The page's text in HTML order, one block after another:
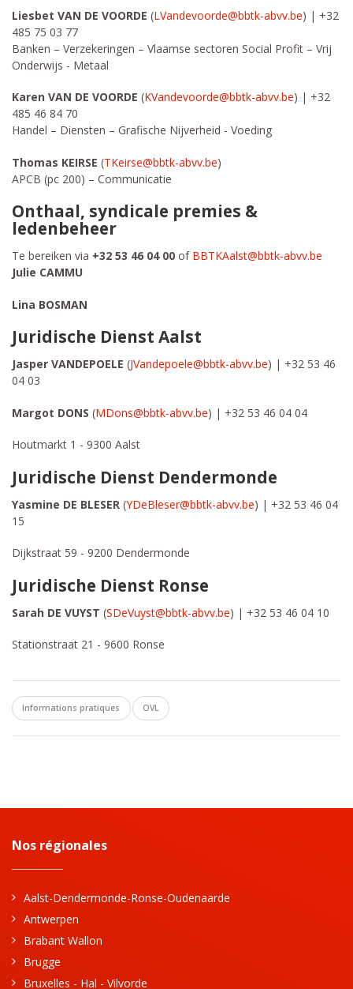
Liesbet VAN DE VOORDE (LVandevoorde@bbtk-abvv.be) | +32
485 75 03 77
Banken – Verzekeringen – Vlaamse sectoren Social Profit – Vrij
Onderwijs - Metaal
Karen VAN DE VOORDE (KVandevoorde@bbtk-abvv.be) | +32
485 46 84 70
Handel – Diensten – Grafische Nijverheid - Voeding
Thomas KEIRSE (TKeirse@bbtk-abvv.be)
APCB (pc 200) – Communicatie
Onthaal, syndicale premies &
ledenbeheer
Te bereiken via +32 53 46 04 00 of BBTKAalst@bbtk-abvv.be
Julie CAMMU
Lina BOSMAN
Juridische Dienst Aalst
Jasper VANDEPOELE (JVandepoele@bbtk-abvv.be) | +32 53 46
04 03
Margot DONS (MDons@bbtk-abvv.be) | +32 53 46 04 04
Houtmarkt 1 - 9300 Aalst
Juridische Dienst Dendermonde
Yasmine DE BLESER (YDeBleser@bbtk-abvv.be) | +32 53 46 04
15
Dijkstraat 59 - 9200 Dendermonde
Juridische Dienst Ronse
Sarah DE VUYST (SDeVuyst@bbtk-abvv.be) | +32 53 46 04 10
Stationstraat 21 - 9600 Ronse
Informations pratiques OVL
Nos régionales
Aalst-Dendermonde-Ronse-Oudenaarde
Antwerpen
Brabant Wallon
Brugge
Bruxelles - Hal - Vilvorde